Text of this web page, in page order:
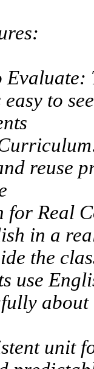
Evaluate:
easy to
reuse
for Real
in a
the
use
unit